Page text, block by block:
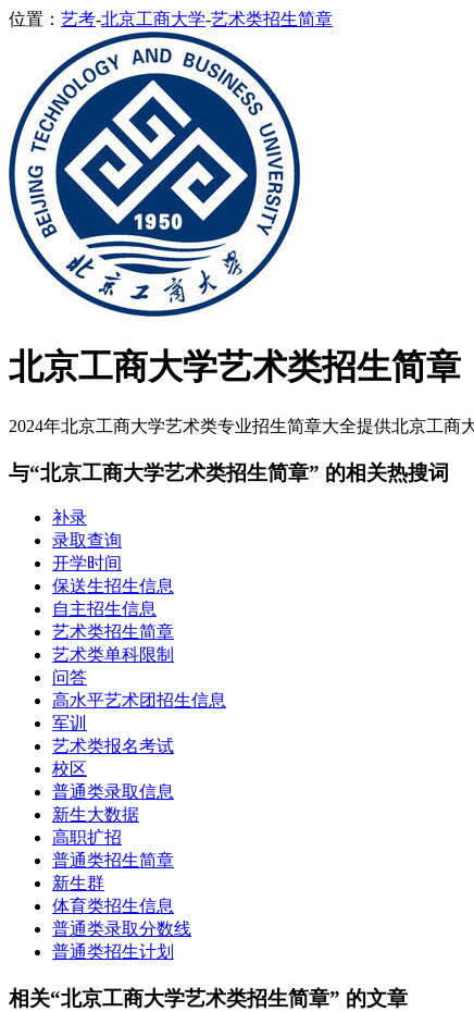
位置： 艺考-北京工商大学-艺术类招生简章
北京工商大学艺术类招生简章
2024年北京工商大学艺术类专业招生简章大全提供北京工商
与“北京工商大学艺术类招生简章” 的相关热搜词
补录
录取查询
开学时间
保送生招生信息
自主招生信息
艺术类招生简章
艺术类单科限制
问答
高水平艺术团招生信息
军训
艺术类报名考试
校区
普通类录取信息
新生大数据
高职扩招
普通类招生简章
新生群
体育类招生信息
普通类录取分数线
普通类招生计划
相关“北京工商大学艺术类招生简章” 的文章